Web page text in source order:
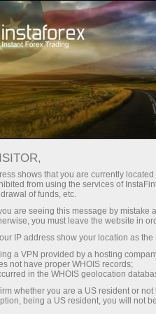
InstaForex-এর সাথে
লিভারেজ, মার্কেটের সেরা
স্টক ও ইনডেক্স ট্রেডিংয়ের
শর্তাবলী।
স্বল্প
প্রতিটি ডিপোজিটে
30% বোনাস
গতির
পরিচয় ট্রেডিংয়ে এবং
shows that you are currently
from using the services of
of funds, etc.
are seeing this message by
you must leave the website in
IP address show your location as the
a VPN provided by a hosting
not have proper WHOIS records;
in the WHOIS geolocation
whether you are a US resident or
being a US resident, you will not